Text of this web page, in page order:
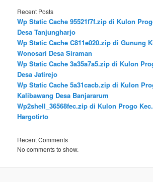
Recent Posts
Wp Static Cache 95521f7f.zip di Kulon
Desa Tanjungharjo
Wp Static Cache C811e020.zip di Gunung
Wonosari Desa Siraman
Wp Static Cache 3a35a7a5.zip di Kulon
Desa Jatirejo
Wp Static Cache 5a31cacb.zip di Kulon
Kalibawang Desa Banjararum
Wp2shell_36568fec.zip di Kulon Progo
Hargotirto
Recent Comments
No comments to show.